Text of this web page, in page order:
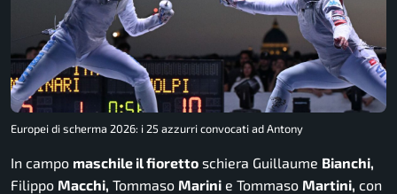
Europei di scherma 2026: i 25 azzurri convocati ad Antony
In campo maschile il fioretto schiera Guillaume Bianchi,
Filippo Macchi, Tommaso Marini e Tommaso Martini, con